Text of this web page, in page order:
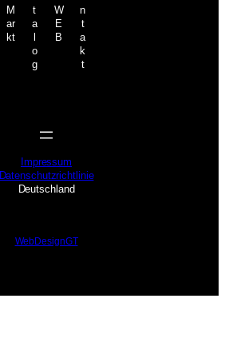
M
ar
kt
t
a
o
g
W
E
B
n
t
a
k
t
Impressum
Datenschutzrichtlinie
Deutschland
WebDesignGT